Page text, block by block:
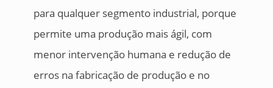
para qualquer segmento industrial, porque
permite uma produção mais ágil, com
menor intervenção humana e redução de
erros na fabricação de produção e no